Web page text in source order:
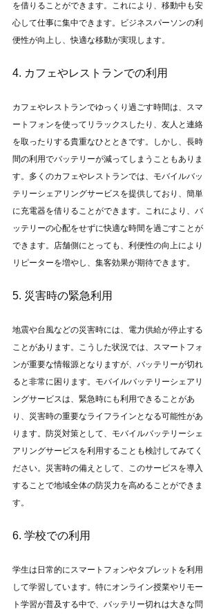
を借りることができます。これにより、移動中も安
心して仕事に集中できます。ビジネスパーソンの利
便性が向上し、快適な移動が実現します。
4. カフェやレストランでの利用
カフェやレストランでゆっくり過ごす時間は、スマ
ートフォンを使ってリラックスしたり、友人と連絡
を取ったりする貴重なひとときです。しかし、長時
間の利用でバッテリーが減ってしまうこともありま
す。多くのカフェやレストランでは、モバイルバッ
テリーシェアリングサービスを提供しており、簡単
に充電器を借りることができます。これにより、バ
ッテリーの心配をせずに快適な時間を過ごすことが
できます。店舗側にとっても、利便性の向上により
リピーターを増やし、集客効果が期待できます。
5. 災害時の緊急利用
地震や台風などの災害時には、電力供給が停止する
ことがあります。こうした状況では、スマートフォ
ンが重要な情報源となりますが、バッテリーが切れ
ると非常に困ります。モバイルバッテリーシェアリ
ングサービスは、緊急時にも利用できることがあ
り、災害時の重要なライフラインとなる可能性があ
ります。防災対策として、モバイルバッテリーシェ
アリングサービスを利用することも検討してみてく
ださい。災害時の備えとして、このサービスを導入
することで地域全体の防災力を高めることができま
す。
6. 学校での利用
学生は日常的にスマートフォンやタブレットを利用
して学習しています。特にオンライン授業やリモー
ト学習が普及する中で、バッテリー切れは大きな問